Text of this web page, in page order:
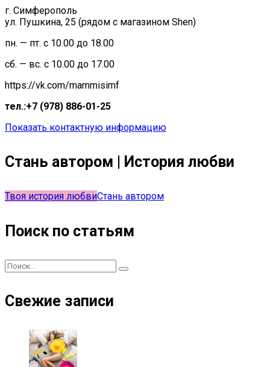
г. Симферополь
ул. Пушкина, 25 (рядом с магазином Shen)
пн. — пт. с 10.00 до 18.00
сб. — вс. с 10.00 до 17.00
https://vk.com/mammisimf
тел.:+7 (978) 886-01-25
Показать контактную информацию
Стань автором | История любви
Твоя история любвиСтань автором
Поиск по статьям
Свежие записи